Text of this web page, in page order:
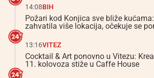
14:08BIH
Požari kod Konjica sve bliže
zahvatila više lokacija, očekuje se
13:16VITEZ
Cocktail & Art ponovno u Vitezu:
11. kolovoza stiže u Caffe House